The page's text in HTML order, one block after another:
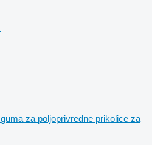
guma za poljoprivredne prikolice za